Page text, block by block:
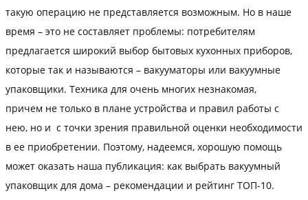
такую операцию не представляется возможным. Но в наше
время – это не составляет проблемы: потребителям
предлагается широкий выбор бытовых кухонных приборов,
которые так и называются – вакууматоры или вакуумные
упаковщики. Техника для очень многих незнакомая,
причем не только в плане устройства и правил работы с
нею, но и с точки зрения правильной оценки необходимости
в ее приобретении. Поэтому, надеемся, хорошую помощь
может оказать наша публикация: как выбрать вакуумный
упаковщик для дома – рекомендации и рейтинг ТОП-10.